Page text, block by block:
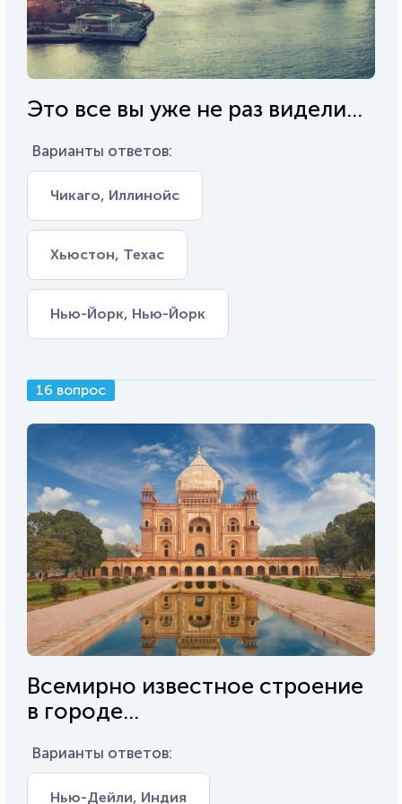
Это все вы уже не раз видели...
Варианты ответов:
Чикаго, Иллинойс
Хьюстон, Техас
Нью-Йорк, Нью-Йорк
16 вопрос
Всемирно известное строение
в городе...
Варианты ответов:
Нью-Дейли, Индия